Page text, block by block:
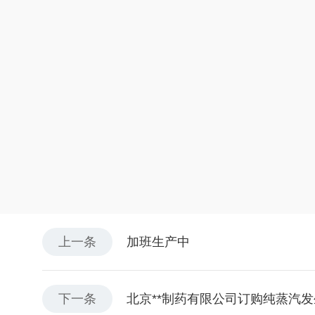
上一条 加班生产中
下一条 北京**制药有限公司订购纯蒸汽发